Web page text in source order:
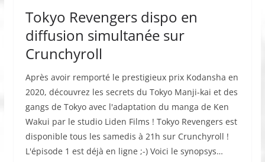
Tokyo Revengers dispo en
diffusion simultanée sur
Crunchyroll
Après avoir remporté le prestigieux prix Kodansha en
2020, découvrez les secrets du Tokyo Manji-kai et des
gangs de Tokyo avec l'adaptation du manga de Ken
Wakui par le studio Liden Films ! Tokyo Revengers est
disponible tous les samedis à 21h sur Crunchyroll !
L'épisode 1 est déjà en ligne ;-) Voici le synopsys…